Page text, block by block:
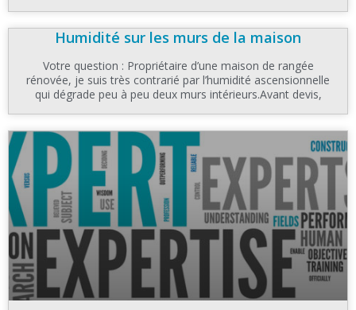
Humidité sur les murs de la maison
Votre question : Propriétaire d’une maison de rangée
rénovée, je suis très contrarié par l’humidité ascensionnelle
qui dégrade peu à peu deux murs intérieurs.Avant devis,